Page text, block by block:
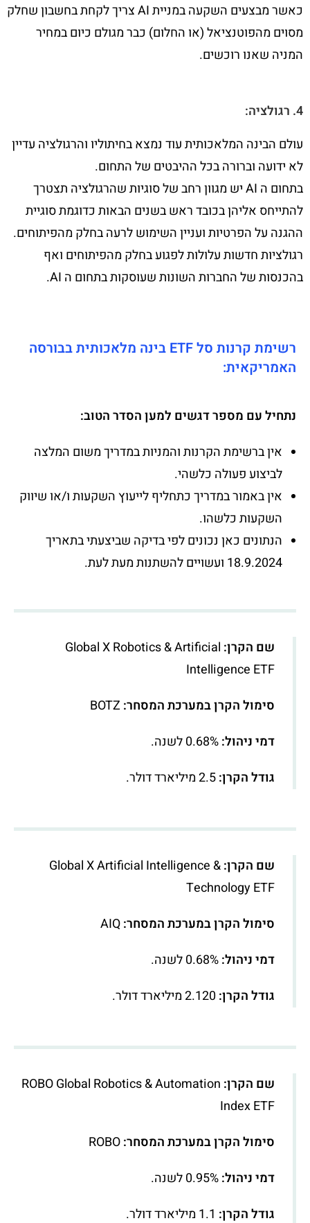
כאשר מבצעים השקעה במניית AI צריך לקחת בחשבון שחלק
מסוים מהפוטנציאל (או החלום) כבר מגולם כיום במחיר
המניה שאנו רוכשים.
4. רגולציה:
עולם הבינה המלאכותית עוד נמצא בחיתוליו והרגולציה עדיין
לא ידועה וברורה בכל ההיבטים של התחום.
בתחום ה AI יש מגוון רחב של סוגיות שהרגולציה תצטרך
להתייחס אליהן בכובד ראש בשנים הבאות כדוגמת סוגיית
ההגנה על הפרטיות ועניין השימוש לרעה בחלק מהפיתוחים.
רגולציות חדשות עלולות לפגוע בחלק מהפיתוחים ואף
בהכנסות של החברות השונות שעוסקות בתחום ה AI.
רשימת קרנות סל ETF בינה מלאכותית בבורסה
האמריקאית:
נתחיל עם מספר דגשים למען הסדר הטוב:
אין ברשימת הקרנות והמניות במדריך משום המלצה
לביצוע פעולה כלשהי.
אין באמור במדריך כתחליף לייעוץ השקעות ו/או שיווק
השקעות כלשהו.
הנתונים כאן נכונים לפי בדיקה שביצעתי בתאריך
18.9.2024 ועשויים להשתנות מעת לעת.
שם הקרן: Global X Robotics & Artificial
Intelligence ETF
סימול הקרן במערכת המסחר:
דמי ניהול:
גודל הקרן:
שם הקרן:Global X Artificial Intelligence &
Technology ETF
סימול הקרן במערכת המסחר:
דמי ניהול:
גודל הקרן:
שם הקרן: ROBO Global Robotics & Automation
Index ETF
סימול הקרן במערכת המסחר:
דמי ניהול:
גודל הקרן: